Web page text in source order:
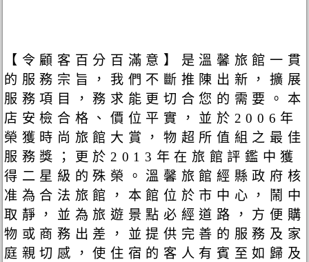
【令顧客百分百滿意】是溫馨旅館一貫
的服務宗旨，我們不斷推陳出新，擴展
服務項目，務求能更切合您的需要。本
店安檢合格、價位平實，並於2006年
榮獲時尚旅館大賞，物超所值組之最佳
服務獎；更於2013年在旅館評鑑中獲
得二星級的殊榮。溫馨旅館經縣政府核
准為合法旅館，本館位於市中心，鬧中
取靜，並為旅遊景點必經道路，方便購
物或商務出差，並提供完善的服務及家
庭親切感，使住宿的客人有賓至如歸及